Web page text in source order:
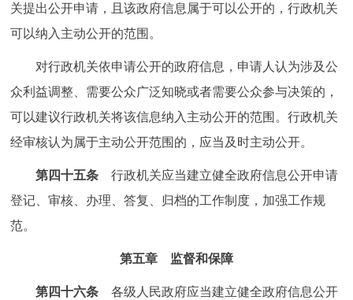
关提出公开申请，且该政府信息属于可以公开的，行政机关
可以纳入主动公开的范围。
对行政机关依申请公开的政府信息，申请人认为涉及公
众利益调整、需要公众广泛知晓或者需要公众参与决策的，
可以建议行政机关将该信息纳入主动公开的范围。行政机关
经审核认为属于主动公开范围的，应当及时主动公开。
第四十五条 行政机关应当建立健全政府信息公开申请
登记、审核、办理、答复、归档的工作制度，加强工作规
范。
第五章 监督和保障
第四十六条 各级人民政府应当建立健全政府信息公开